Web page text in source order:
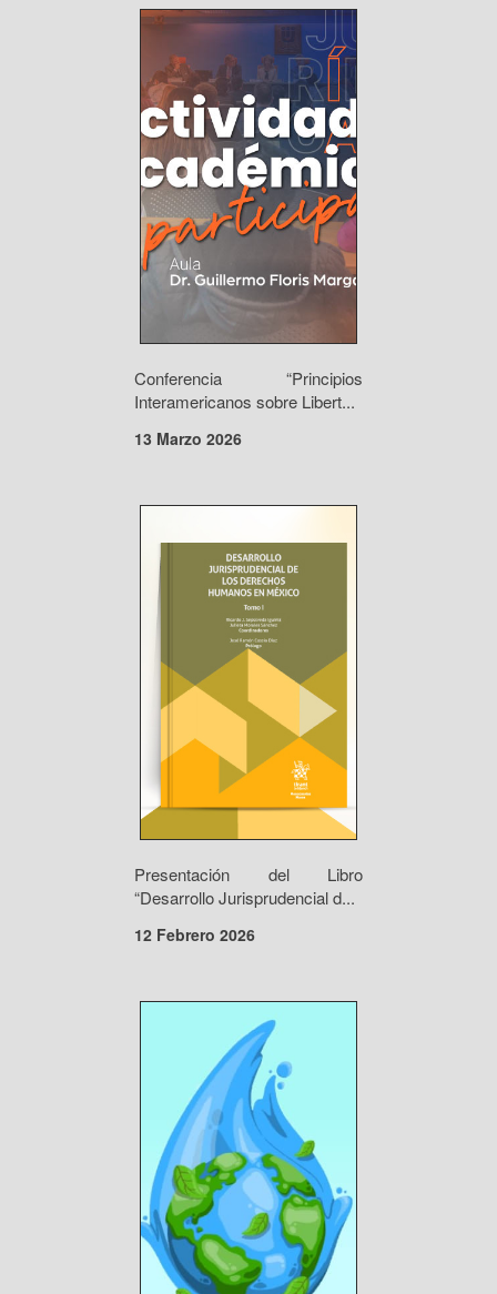
Conferencia “Principios
Interamericanos sobre Libert...
13 Marzo 2026
Presentación del Libro
“Desarrollo Jurisprudencial d...
12 Febrero 2026